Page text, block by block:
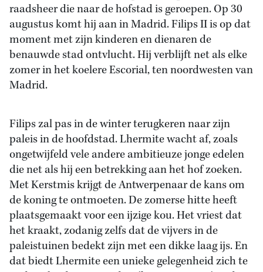
raadsheer die naar de hofstad is geroepen. Op 30
augustus komt hij aan in Madrid. Filips II is op dat
moment met zijn kinderen en dienaren de
benauwde stad ontvlucht. Hij verblijft net als elke
zomer in het koelere Escorial, ten noordwesten van
Madrid.
Filips zal pas in de winter terugkeren naar zijn
paleis in de hoofdstad. Lhermite wacht af, zoals
ongetwijfeld vele andere ambitieuze jonge edelen
die net als hij een betrekking aan het hof zoeken.
Met Kerstmis krijgt de Antwerpenaar de kans om
de koning te ontmoeten. De zomerse hitte heeft
plaatsgemaakt voor een ijzige kou. Het vriest dat
het kraakt, zodanig zelfs dat de vijvers in de
paleistuinen bedekt zijn met een dikke laag ijs. En
dat biedt Lhermite een unieke gelegenheid zich te